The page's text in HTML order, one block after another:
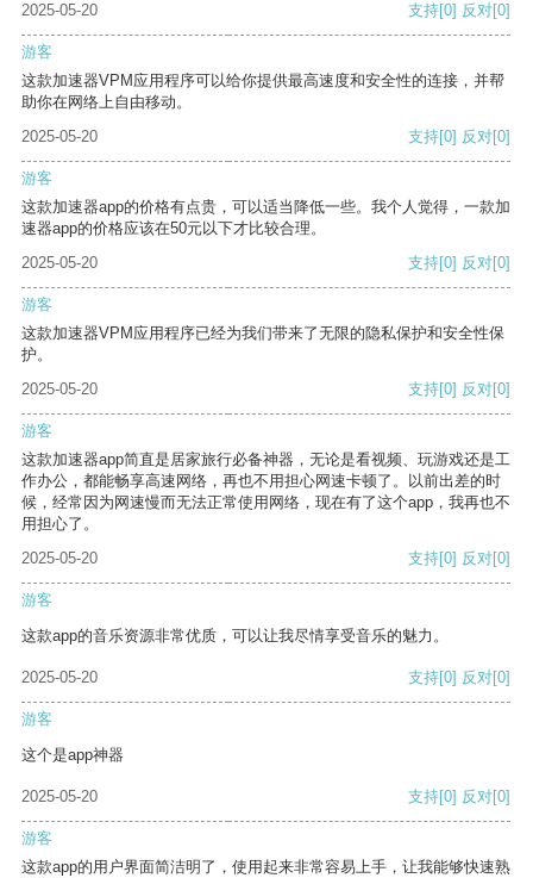
2025-05-20 支持[0] 反对[0]
游客
这款加速器VPM应用程序可以给你提供最高速度和安全性的连接，并帮
助你在网络上自由移动。
2025-05-20
支持[0] 反对[0]
游客
这款加速器app的价格有点贵，可以适当降低一些。我个人觉得，一款加
速器app的价格应该在50元以下才比较合理。
2025-05-20
支持[0] 反对[0]
游客
这款加速器VPM应用程序已经为我们带来了无限的隐私保护和安全性保
护。
2025-05-20
支持[0] 反对[0]
游客
这款加速器app简直是居家旅行必备神器，无论是看视频、玩游戏还是工
作办公，都能畅享高速网络，再也不用担心网速卡顿了。以前出差的时
候，经常因为网速慢而无法正常使用网络，现在有了这个app，我再也不
用担心了。
2025-05-20
支持[0] 反对[0]
游客
这款app的音乐资源非常优质，可以让我尽情享受音乐的魅力。
2025-05-20 支持[0] 反对[0]
游客
这个是app神器
2025-05-20 支持[0] 反对[0]
游客
这款app的用户界面简洁明了，使用起来非常容易上手，让我能够快速熟